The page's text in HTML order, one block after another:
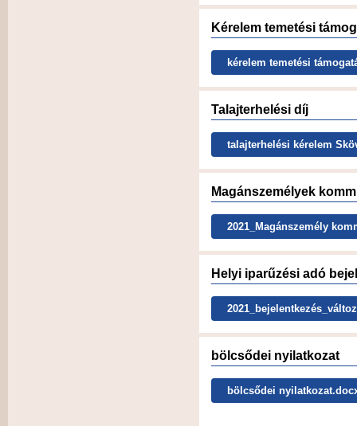
Kérelem temetési
kérelem temetési
Talajterhelési díj
talajterhelési kérelem
Magánszemélyek
2021_Magánszemély
Helyi iparűzési adó
bölcsődei nyilatkozat
bölcsődei